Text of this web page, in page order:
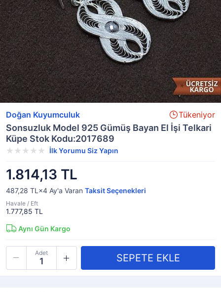
Doğan Kuyumculuk Tükeniyor
Sonsuzluk Model 925 Gümüş Bayan El İşi Telkari
Küpe Stok Kodu:2017689
İlk Yorumu Siz Yapın
1.814,13 TL
487,28 TL×4 Ay'a Varan Taksit Seçenekleri
Havale / Eft
1.777,85 TL
Aynı Gün Kargo
Adet